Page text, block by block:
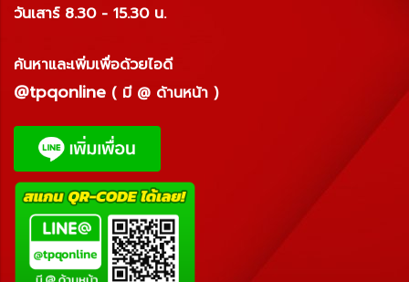
วันเสาร์ 8.30 - 15.30 น.
ค้นหาและเพิ่มเพื่อด้วยไอดี
@tpqonline ( มี @ ด้านหน้า )